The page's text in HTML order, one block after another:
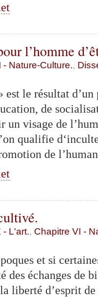
l’homme
- Nature-Culture.,
le résultat d’un
de
un visage de
qualifie
de
- L'art., Chapitre VI -
et si
échanges de
liberté d’esprit